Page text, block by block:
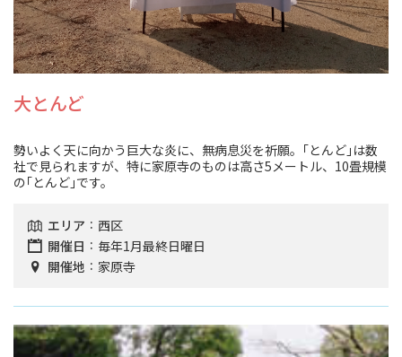
大とんど
勢いよく天に向かう巨大な炎に、無病息災を祈願。｢とんど｣は数
社で見られますが、特に家原寺のものは高さ5メートル、10畳規模
の｢とんど｣です。
エリア
西区
開催日
毎年1月最終日曜日
開催地
家原寺